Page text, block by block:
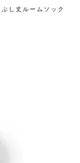
し丈ルームソック